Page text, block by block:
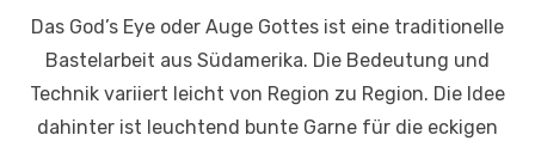
Das God’s Eye oder Auge Gottes ist eine traditionelle
Bastelarbeit aus Südamerika. Die Bedeutung und
Technik variiert leicht von Region zu Region. Die Idee
dahinter ist leuchtend bunte Garne für die eckigen